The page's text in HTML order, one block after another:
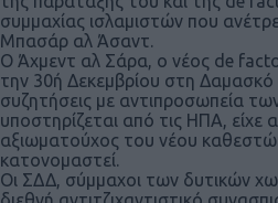
συμμαχίας ισλαμιστών που
Μπασάρ αλ Άσαντ.
Ο Άχμεντ αλ Σάρα, ο νέος de facto
την 30ή Δεκεμβρίου στη Δαμασκό
συζητήσεις με αντιπροσωπεία
υποστηρίζεται από τις ΗΠΑ, είχε
αξιωματούχος του νέου
κατονομαστεί.
Οι ΣΔΔ, σύμμαχοι των δυτικών